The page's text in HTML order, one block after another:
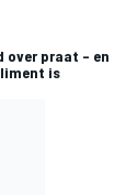
over praat – en
is